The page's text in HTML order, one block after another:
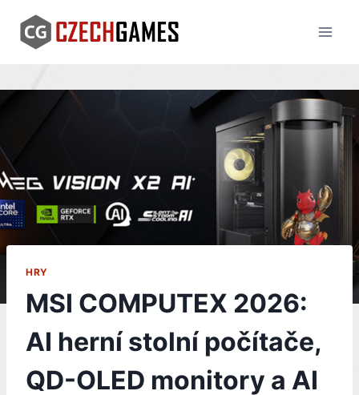
content
HRY
MSI COMPUTEX 2026:
AI herní stolní počítače,
QD-OLED monitory a AI